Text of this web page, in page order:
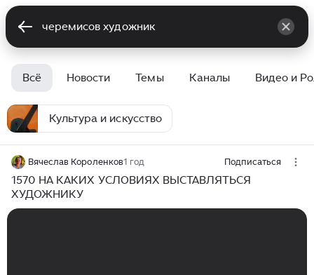
Всё Новости Темы Каналы Видео и
Культура и искусство
Вячеслав Короленков1 год Подписаться
1570 НА КАКИХ УСЛОВИЯХ ВЫСТАВЛЯТЬСЯ
ХУДОЖНИКУ